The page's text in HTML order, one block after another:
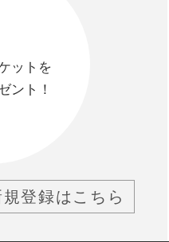
ットを
ント！
規登録はこちら